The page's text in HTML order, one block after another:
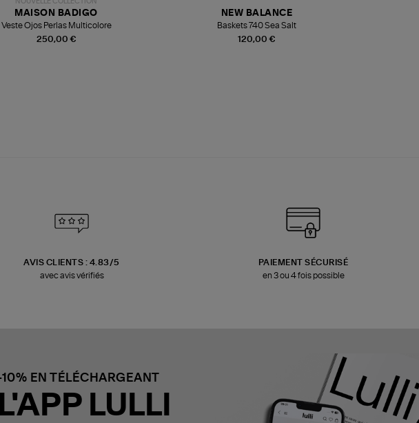
NOUVELLE COLLECTION
250,00 €
MAISON BADIGO
Veste Ojos Perlas Multicolore
120,00 €
NEW BALANCE
Baskets 740 Sea Salt
AVIS CLIENTS : 4.83/5
avec avis vérifiés
PAIEMENT SÉCURISÉ
en 3 ou 4 fois possible
10% EN TÉLÉCHARGEANT
L'APP LULLI